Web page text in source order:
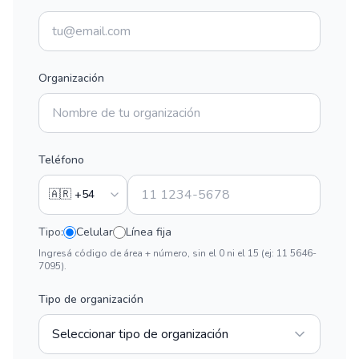
Organización
Teléfono
Tipo: Celular Línea fija
Ingresá código de área + número, sin el 0 ni el 15 (ej: 11 5646-
7095).
Tipo de organización